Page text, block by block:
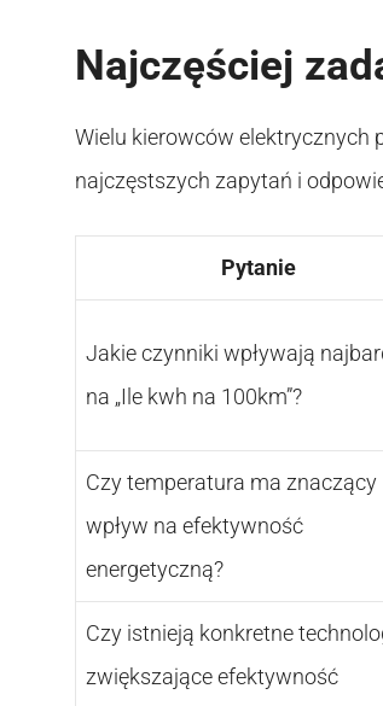
Najczęściej
Wielu kierowców elektrycznych
najczęstszych zapytań i
Pytanie
Jakie czynniki wpływają
na „Ile kwh na 100km”?
Czy temperatura ma znaczący
wpływ na efektywność
energetyczną?
Czy istnieją konkretne
zwiększające efektywność